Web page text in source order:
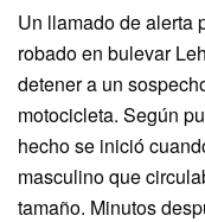
Un llamado de alerta
robado en bulevar
detener a un
motocicleta. Según
hecho se inició
masculino que
tamaño. Minutos